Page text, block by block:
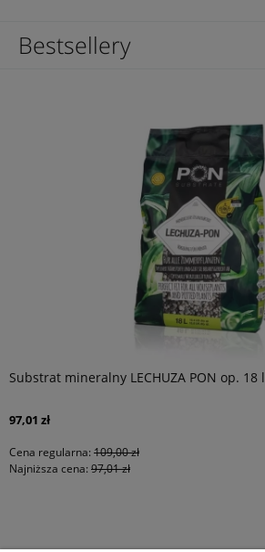
Bestsellery
Substrat mineralny LECHUZA PON op. 18 l
97,01 zł
Cena regularna: 109,00 zł
Najniższa cena: 97,01 zł